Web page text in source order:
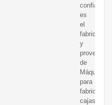
es
el
fabricante
y
proveedor
de
Máquina
para
fabricar
cajas